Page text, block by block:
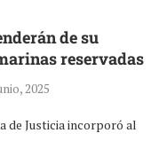
de su
reservadas
2025
de Justicia incorporó al